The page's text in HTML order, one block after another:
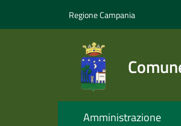
Regione Campania
Amministrazione